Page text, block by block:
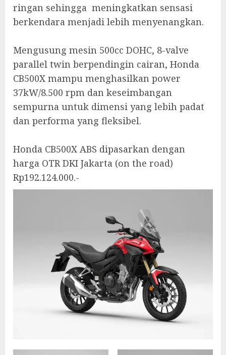
ringan sehingga meningkatkan sensasi
berkendara menjadi lebih menyenangkan.
Mengusung mesin 500cc DOHC, 8-valve
parallel twin berpendingin cairan, Honda
CB500X mampu menghasilkan power
37kW/8.500 rpm dan keseimbangan
sempurna untuk dimensi yang lebih padat
dan performa yang fleksibel.
Honda CB500X ABS dipasarkan dengan
harga OTR DKI Jakarta (on the road)
Rp192.124.000.-